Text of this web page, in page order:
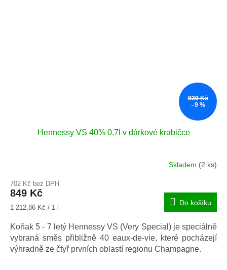
939 Kč
–9 %
Hennessy VS 40% 0,7l v dárkové krabičce
produktu
je
5,0
5
hvězdiček.
Skladem (2 ks)
702 Kč bez DPH
849 Kč
Měrná
1 212,86 Kč / 1 l
Do košíku
Koňak 5 - 7 letý Hennessy VS (Very Special) je speciálně
vybraná směs přibližně 40 eaux-de-vie, které pocházejí
výhradně ze čtyř prvních oblastí regionu Champagne.